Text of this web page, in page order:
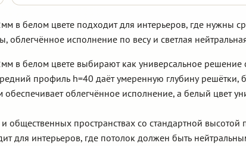
в белом цвете подходит для интерьеров, где нужны
исполнение по весу и светлая
в белом цвете выбирают как универсальное решение
профиль h=40 даёт умеренную глубину решётки,
облегчённое исполнение, а белый цвет
пространствах со стандартной высотой
для интерьеров, где потолок должен быть